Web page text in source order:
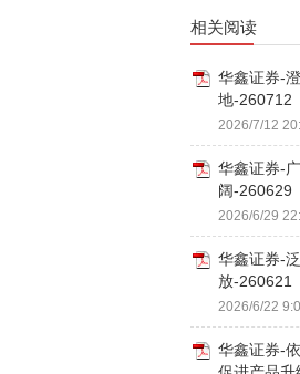
相关阅读
华鑫证券-
地-260712
2026/7/12
华鑫证券-
阔-260629
2026/6/29
华鑫证券-
放-260621
2026/6/22
华鑫证券-